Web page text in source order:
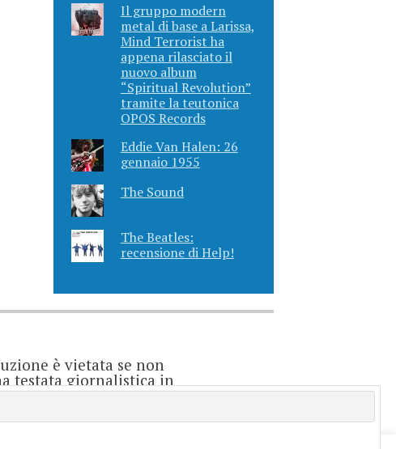
Il gruppo modern
metal di base a Larissa,
Mind Terrorist ha
appena rilasciato il
nuovo album
“Spiritual Revolution”
tramite la teutonica
OPOS Records
Eddie Van Halen: 26
gennaio 1955
The Sound
The Beatles:
recensione di Help!
è vietata se non
testata giornalistica in
considerarsi un
è direttamente